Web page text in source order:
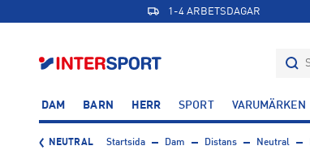
1-4 ARBETSDAGAR
DAM BARN HERR SPORT VARUMÄRKEN
NEUTRAL Startsida Dam Distans Neutral